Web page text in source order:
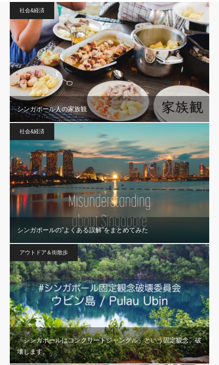
社会&経済
シンガポール人の家族観
社会&経済
シンガポールの”よくある誤解”をまとめてみた
アウトドア＆街散歩
「シンガポールはコンクリートジャングル」という固定観念、破
壊します。